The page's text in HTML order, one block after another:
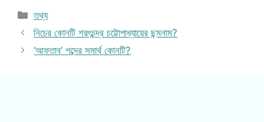
Categories
তথ্য
নিচের কোনটি শরৎচন্দ্র চট্টোপাধ্যায়ের ছন্মনাম?
‘আফতাব’ শব্দের সমার্থ কোনটি?